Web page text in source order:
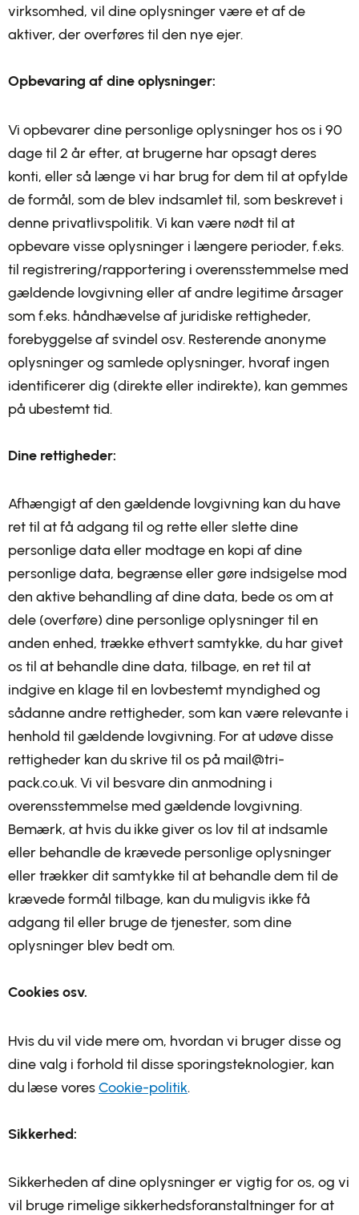
virksomhed, vil dine oplysninger være et af de
aktiver, der overføres til den nye ejer.
Opbevaring af dine oplysninger:
Vi opbevarer dine personlige oplysninger hos os i 90
dage til 2 år efter, at brugerne har opsagt deres
konti, eller så længe vi har brug for dem til at opfylde
de formål, som de blev indsamlet til, som beskrevet i
denne privatlivspolitik. Vi kan være nødt til at
opbevare visse oplysninger i længere perioder, f.eks.
til registrering/rapportering i overensstemmelse med
gældende lovgivning eller af andre legitime årsager
som f.eks. håndhævelse af juridiske rettigheder,
forebyggelse af svindel osv. Resterende anonyme
oplysninger og samlede oplysninger, hvoraf ingen
identificerer dig (direkte eller indirekte), kan gemmes
på ubestemt tid.
Dine rettigheder:
Afhængigt af den gældende lovgivning kan du have
ret til at få adgang til og rette eller slette dine
personlige data eller modtage en kopi af dine
personlige data, begrænse eller gøre indsigelse mod
den aktive behandling af dine data, bede os om at
dele (overføre) dine personlige oplysninger til en
anden enhed, trække ethvert samtykke, du har givet
os til at behandle dine data, tilbage, en ret til at
indgive en klage til en lovbestemt myndighed og
sådanne andre rettigheder, som kan være relevante i
henhold til gældende lovgivning. For at udøve disse
rettigheder kan du skrive til os på mail@tri-
pack.co.uk. Vi vil besvare din anmodning i
overensstemmelse med gældende lovgivning.
Bemærk, at hvis du ikke giver os lov til at indsamle
eller behandle de krævede personlige oplysninger
eller trækker dit samtykke til at behandle dem til de
krævede formål tilbage, kan du muligvis ikke få
adgang til eller bruge de tjenester, som dine
oplysninger blev bedt om.
Cookies osv.
Hvis du vil vide mere om, hvordan vi bruger disse og
dine valg i forhold til disse sporingsteknologier, kan
du læse voresCookie-politik.
Sikkerhed:
Sikkerheden af dine oplysninger er vigtig for os, og vi
vil bruge rimelige sikkerhedsforanstaltninger for at